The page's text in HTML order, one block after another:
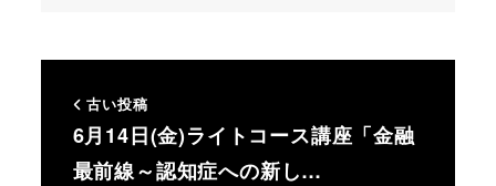
古い投稿
6月14日(金)ライトコース講座「金融
最前線～認知症への新し…